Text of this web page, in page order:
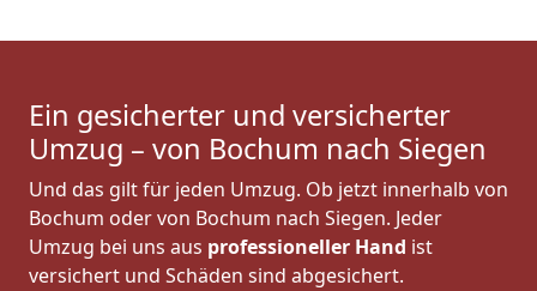
Ein gesicherter und versicherter
Umzug – von Bochum nach Siegen
Und das gilt für jeden Umzug. Ob jetzt innerhalb von
Bochum oder von Bochum nach Siegen. Jeder
Umzug bei uns aus professioneller Hand ist
versichert und Schäden sind abgesichert.